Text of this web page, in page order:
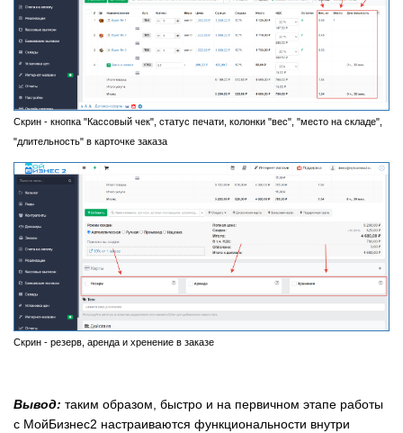
Скрин - кнопка "Кассовый чек", статус печати, колонки "вес", "место на складе",
"длительность" в карточке заказа
Скрин - резерв, аренда и хренение в заказе
Вывод: таким образом, быстро и на первичном этапе работы
с МойБизнес2 настраиваются функциональности внутри